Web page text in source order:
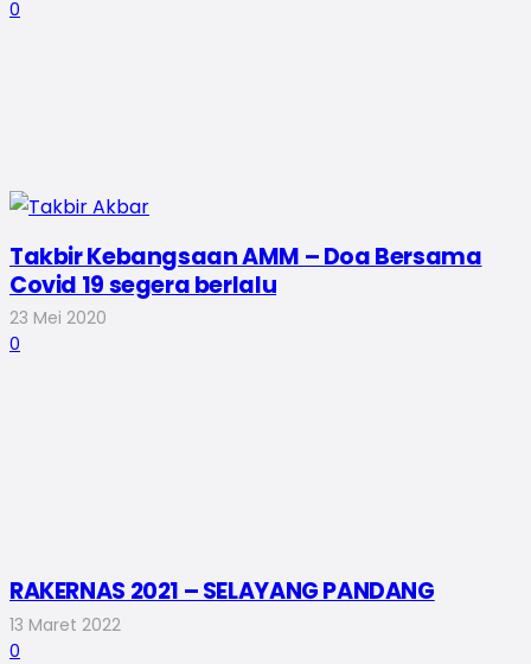
0
Takbir Kebangsaan AMM – Doa Bersama
Covid 19 segera berlalu
23 Mei 2020
0
RAKERNAS 2021 – SELAYANG PANDANG
13 Maret 2022
0